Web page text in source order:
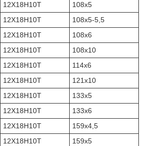
12Х18Н10Т
108х5
12Х18Н10Т
108х5-5,5
12Х18Н10Т
108х6
12Х18Н10Т
108х10
12Х18Н10Т
114х6
12Х18Н10Т
121х10
12Х18Н10Т
133х5
12Х18Н10Т
133х6
12Х18Н10Т
159х4,5
12Х18Н10Т
159х5